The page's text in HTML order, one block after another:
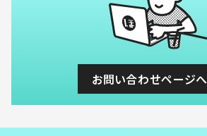
お問い合わせページへ